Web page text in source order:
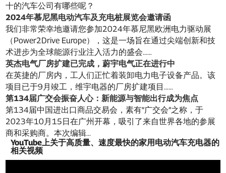
十的汽车公司有哪些呢？
2024年慕尼黑电动汽车及充电桩展览会邀请函
我们非常荣幸地邀请您参加2024年慕尼黑欧洲电力驱动展
（Power2Drive Europe），这是一场旨在通过尖端创新和技
术进步为全球能源行业注入活力的盛会……
英杰电气厂房扩建已完成，蔚宇电气正在进行中
在英捷的厂房内，工人们正忙着装卸电力电子设备产品。该
项目已于9月竣工，维宇电器的厂房扩建项目……
第134届广交会振奋人心：新能源与智能出行成为焦点
第134届中国进出口商品交易会，素有“广交会”之称，于
2023年10月15日在广州开幕，吸引了来自世界各地的参展
商和采购商。本次编辑...
YouTube上关于高质量、速度最快的家用电动汽车充电器的
相关视频